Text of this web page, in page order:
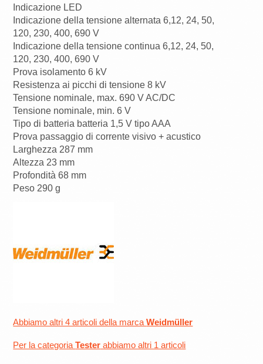
Indicazione LED
Indicazione della tensione alternata 6,12, 24, 50,
120, 230, 400, 690 V
Indicazione della tensione continua 6,12, 24, 50,
120, 230, 400, 690 V
Prova isolamento 6 kV
Resistenza ai picchi di tensione 8 kV
Tensione nominale, max. 690 V AC/DC
Tensione nominale, min. 6 V
Tipo di batteria batteria 1,5 V tipo AAA
Prova passaggio di corrente visivo + acustico
Larghezza 287 mm
Altezza 23 mm
Profondità 68 mm
Peso 290 g
Abbiamo altri 4 articoli della marcaWeidmüller
Per la categoriaTester abbiamo altri 1 articoli